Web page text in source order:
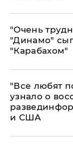
"Очень
"Динамо"
"Карабахом"
​"Все любят
узнало о
и США